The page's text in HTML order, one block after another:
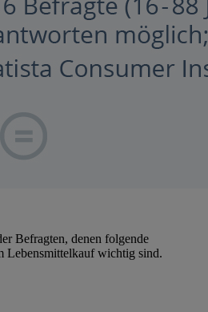
Befragten, denen folgende
Lebensmittelkauf wichtig sind.